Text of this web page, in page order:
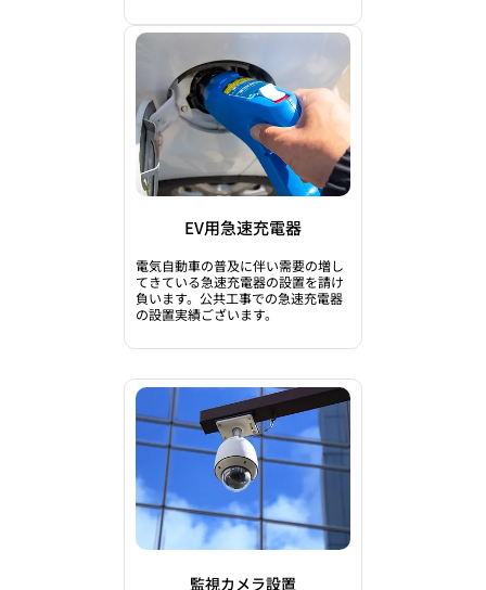
EV用急速充電器
電気自動車の普及に伴い需要の増し
てきている急速充電器の設置を請け
負います。 ​公共工事での急速充電器
の設置実績ございます。
監視カメラ設置